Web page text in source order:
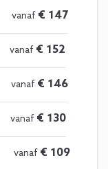
vanaf € 147
vanaf € 152
vanaf € 146
vanaf € 130
vanaf € 109